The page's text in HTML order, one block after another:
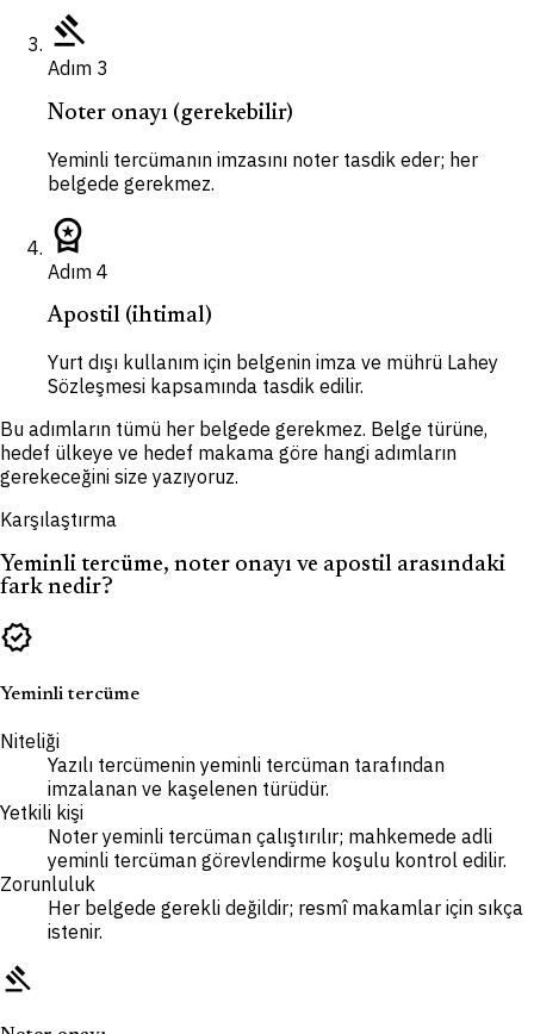
gavel
Adım 3
Noter onayı (gerekebilir)
Yeminli tercümanın imzasını noter tasdik eder; her
belgede gerekmez.
workspace_premium
Adım 4
Apostil (ihtimal)
Yurt dışı kullanım için belgenin imza ve mührü Lahey
Sözleşmesi kapsamında tasdik edilir.
Bu adımların tümü her belgede gerekmez. Belge türüne,
hedef ülkeye ve hedef makama göre hangi adımların
gerekeceğini size yazıyoruz.
Karşılaştırma
Yeminli tercüme, noter onayı ve apostil arasındaki
fark nedir?
verified
Yeminli tercüme
Niteliği
Yazılı tercümenin yeminli tercüman tarafından
imzalanan ve kaşelenen türüdür.
Yetkili kişi
Noter yeminli tercüman çalıştırılır; mahkemede adli
yeminli tercüman görevlendirme koşulu kontrol edilir.
Zorunluluk
Her belgede gerekli değildir; resmî makamlar için sıkça
istenir.
gavel